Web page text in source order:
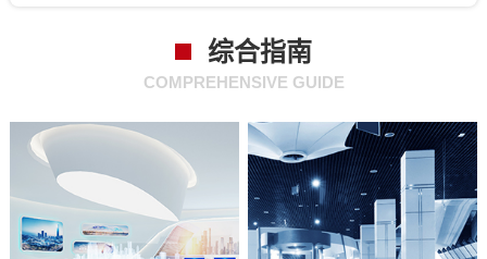
综合指南
COMPREHENSIVE GUIDE